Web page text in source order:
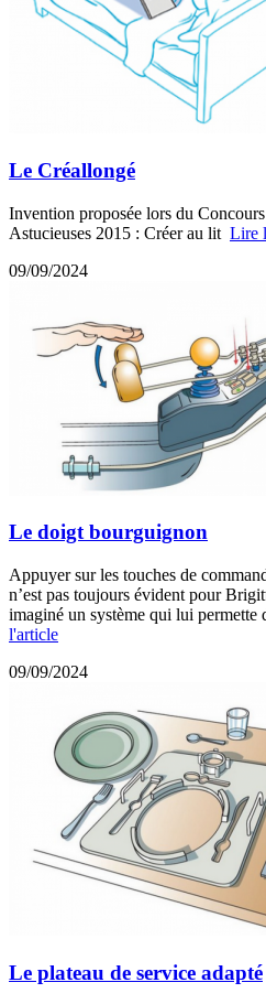
Le Créallongé
Invention proposée lors du
Astucieuses 2015 : Créer au lit Lire
09/09/2024
Le doigt bourguignon
Appuyer sur les touches de
n’est pas toujours évident pour
imaginé un système qui lui permette
l'article
09/09/2024
Le plateau de service adapté